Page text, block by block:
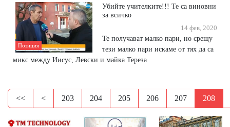
Позиция
Убийте учителките!!! Те са виновни
за всичко
14 фев, 2020
Те получават малко пари, но срещу
тези малко пари искаме от тях да са
микс между Иисус, Левски и майка Тереза
<< < 203 204 205 206 207 208